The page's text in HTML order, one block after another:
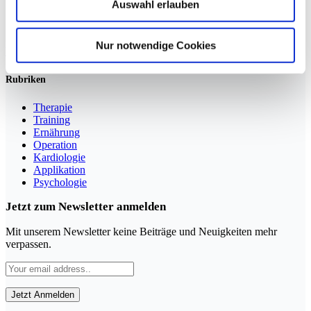
Auswahl erlauben
Nur notwendige Cookies
Sportmedizin für Ärzte, Therapeuten und Trainer
Rubriken
Therapie
Training
Ernährung
Operation
Kardiologie
Applikation
Psychologie
Jetzt zum Newsletter anmelden
Mit unserem Newsletter keine Beiträge und Neuigkeiten mehr
verpassen.